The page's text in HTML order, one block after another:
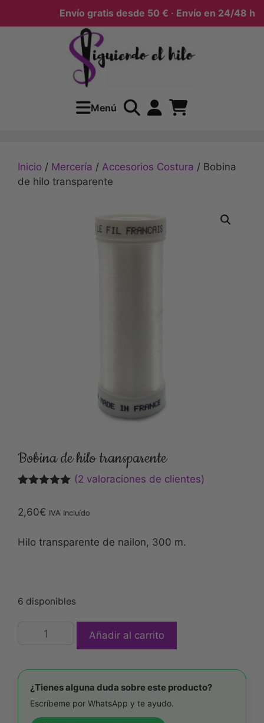
Envío gratis desde 50 € · Envío en 24/48 h
Menú
Inicio / Mercería / Accesorios Costura / Bobina
de hilo transparente
Bobina de hilo transparente
de 5 en
s de
(2 valoraciones de clientes)
2,60€ IVA Incluído
Hilo transparente de nailon, 300 m.
6 disponibles
Añadir al carrito
¿Tienes alguna duda sobre este producto?
Escríbeme por WhatsApp y te ayudo.